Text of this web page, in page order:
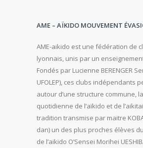
AME – AÏKIDO MOUVEMENT
AME-aikido est une fédération de
lyonnais, unis par un
Fondés par Lucienne BERENGER
UFOLEP), ces clubs indépendants
autour d’une structure commune,
quotidienne de l’aïkido et de
tradition transmise par maitre
dan) un des plus proches élèves
de l’aikido O’Sensei Morihei